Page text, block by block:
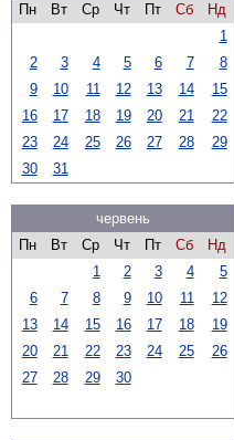
Пн
Вт Ср Чт Пт Сб
Нд
1
2
3 4 5 6 7
8
9
10 11 12 13 14
15
16
17 18 19 20 21
22
23
24 25 26 27 28
29
30
31
червень
Пн
Вт Ср Чт Пт Сб
Нд
1
2 3 4
5
6
7 8 9 10 11
12
13
14 15 16 17 18
19
20
21 22 23 24 25
26
27
28 29 30